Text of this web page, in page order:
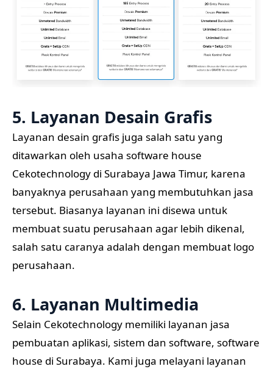
5. Layanan Desain Grafis
Layanan desain grafis juga salah satu yang
ditawarkan oleh usaha software house
Cekotechnology di Surabaya Jawa Timur, karena
banyaknya perusahaan yang membutuhkan jasa
tersebut. Biasanya layanan ini disewa untuk
membuat suatu perusahaan agar lebih dikenal,
salah satu caranya adalah dengan membuat logo
perusahaan.
6. Layanan Multimedia
Selain Cekotechnology memiliki layanan jasa
pembuatan aplikasi, sistem dan software, software
house di Surabaya. Kami juga melayani layanan